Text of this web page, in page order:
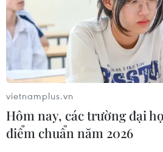
bàn thị xã Cai Lậy và huyện Cái
chống dịch COVID-19.
vietnamplus.vn
Hôm nay, các trường đại
điểm chuẩn năm 2026